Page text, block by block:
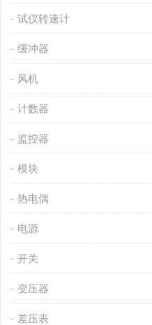
试仪转速计
缓冲器
风机
计数器
监控器
模块
热电偶
电源
开关
变压器
差压表